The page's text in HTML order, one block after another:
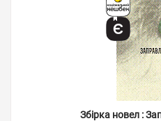
Збірка новел :